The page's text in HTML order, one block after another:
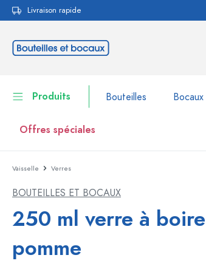
Passer à la navigation
Livraison rapide
Produits Bouteilles Bocaux
Offres spéciales
Bouteilles
Boîtes alimentaires
Vaisselle
Vaisselle Verres
BOUTEILLES ET BOCAUX
250 ml verre à
pomme